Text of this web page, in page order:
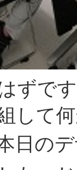
ずで
して
日の